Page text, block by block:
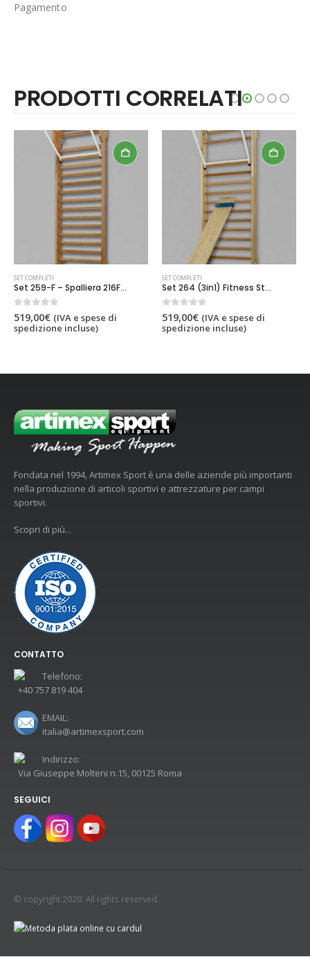
Pagamento
PRODOTTI CORRELATI
SET COMPLETI
Set 259-F – Spalliera 216F + Barra trazioni 248
0 out of 5
519,00€ (IVA e spese di
spedizione incluse)
SET COMPLETI
Set 264 (3in1) Fitness Stone
0 out of 5
519,00€ (IVA e spese di
spedizione incluse)
Fondata nel 1994, Artimex Sport è una delle aziende più importanti
nella produzione di articoli sportivi e attrezzature per campi
sportivi.
Scopri di più...
CONTATTO
Telefono:
+40 757 819 404
EMAIL:
italia@artimexsport.com
Indirizzo:
Via Giuseppe Molteni n.15, 00125 Roma
SEGUICI
© copyright 2020. All rights reserved.